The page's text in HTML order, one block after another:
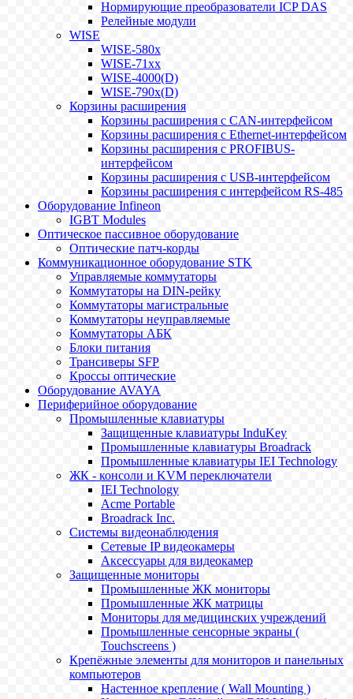
Нормирующие преобразователи ICP DAS
Релейные модули
WISE
WISE-580x
WISE-71xx
WISE-4000(D)
WISE-790x(D)
Корзины расширения
Корзины расширения с CAN-интерфейсом
Корзины расширения с Ethernet-интерфейсом
Корзины расширения с PROFIBUS-
интерфейсом
Корзины расширения с USB-интерфейсом
Корзины расширения с интерфейсом RS-485
Оборудование Infineon
IGBT Modules
Оптическое пассивное оборудование
Оптические патч-корды
Коммуникационное оборудование STK
Управляемые коммутаторы
Коммутаторы на DIN-рейку
Коммутаторы магистральные
Коммутаторы неуправляемые
Коммутаторы АБК
Блоки питания
Трансиверы SFP
Кроссы оптические
Оборудование AVAYA
Периферийное оборудование
Промышленные клавиатуры
Защищенные клавиатуры InduKey
Промышленные клавиатуры Broadrack
Промышленные клавиатуры IEI Technology
ЖК - консоли и KVM переключатели
IEI Technology
Acme Portable
Broadrack Inc.
Системы видеонаблюдения
Сетевые IP видеокамеры
Аксессуары для видеокамер
Защищенные мониторы
Промышленные ЖК мониторы
Промышленные ЖК матрицы
Мониторы для медицинских учреждений
Промышленные сенсорные экраны (
Touchscreens )
Крепёжные элементы для мониторов и панельных
компьютеров
Настенное крепление ( Wall Mounting )